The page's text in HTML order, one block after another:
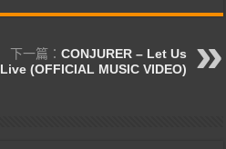
下一篇： CONJURER – Let Us
Live (OFFICIAL MUSIC VIDEO)